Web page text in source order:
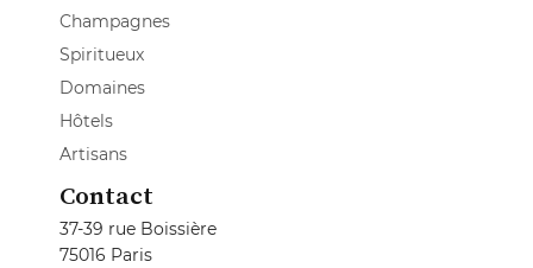
Champagnes
Spiritueux
Domaines
Hôtels
Artisans
Contact
37-39 rue Boissière
75016 Paris